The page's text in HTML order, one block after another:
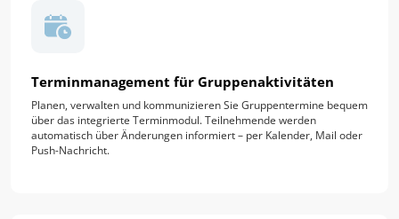
Terminmanagement für Gruppenaktivitäten
Planen, verwalten und kommunizieren Sie Gruppentermine bequem
über das integrierte Terminmodul. Teilnehmende werden
automatisch über Änderungen informiert – per Kalender, Mail oder
Push-Nachricht.